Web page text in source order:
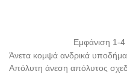
Εμφάνιση 1-4
Άνετα κομψά ανδρικά
Απόλυτη άνεση απόλυτος